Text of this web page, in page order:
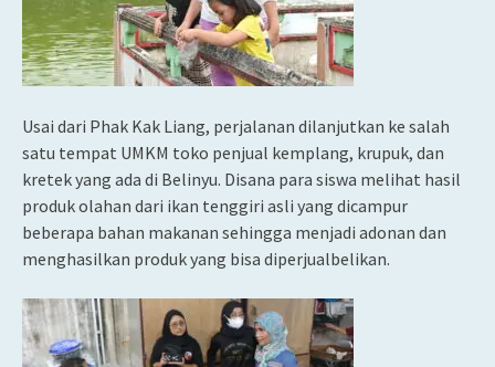
Usai dari Phak Kak Liang, perjalanan dilanjutkan ke salah
satu tempat UMKM toko penjual kemplang, krupuk, dan
kretek yang ada di Belinyu. Disana para siswa melihat hasil
produk olahan dari ikan tenggiri asli yang dicampur
beberapa bahan makanan sehingga menjadi adonan dan
menghasilkan produk yang bisa diperjualbelikan.